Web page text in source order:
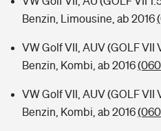
Benzin, Limousine, ab 2016
VW Golf VII, AUV (GOLF VII
Benzin, Kombi, ab 2016
VW Golf VII, AUV (GOLF VII
Benzin, Kombi, ab 2016